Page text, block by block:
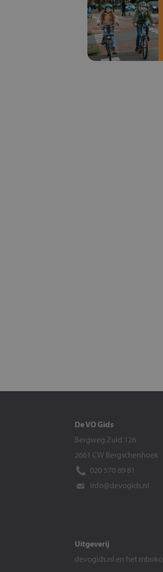
De VO Gids
Bergweg Zuid 126
2661 CW Bergschenhoek
020 570 89 81
info@devogids.nl
Uitgeverij
devogids.nl en het